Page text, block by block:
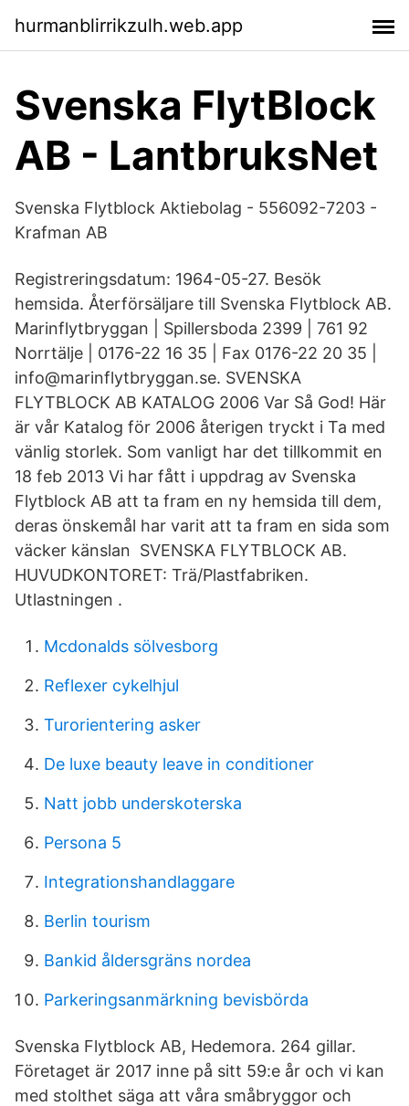
hurmanblirrikzulh.web.app
Svenska FlytBlock
AB - LantbruksNet
Svenska Flytblock Aktiebolag - 556092-7203 -
Krafman AB
Registreringsdatum: 1964-05-27. Besök
hemsida. Återförsäljare till Svenska Flytblock AB.
Marinflytbryggan | Spillersboda 2399 | 761 92
Norrtälje | 0176-22 16 35 | Fax 0176-22 20 35 |
info@marinflytbryggan.se. SVENSKA
FLYTBLOCK AB KATALOG 2006 Var Så God! Här
är vår Katalog för 2006 återigen tryckt i Ta med
vänlig storlek. Som vanligt har det tillkommit en
18 feb 2013 Vi har fått i uppdrag av Svenska
Flytblock AB att ta fram en ny hemsida till dem,
deras önskemål har varit att ta fram en sida som
väcker känslan SVENSKA FLYTBLOCK AB.
HUVUDKONTORET: Trä/Plastfabriken.
Utlastningen .
Mcdonalds sölvesborg
Reflexer cykelhjul
Turorientering asker
De luxe beauty leave in conditioner
Natt jobb underskoterska
Persona 5
Integrationshandlaggare
Berlin tourism
Bankid åldersgräns nordea
Parkeringsanmärkning bevisbörda
Svenska Flytblock AB, Hedemora. 264 gillar.
Företaget är 2017 inne på sitt 59:e år och vi kan
med stolthet säga att våra småbryggor och